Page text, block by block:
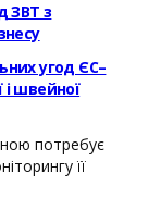
ЗВТ з
угод ЄС–
і швейної